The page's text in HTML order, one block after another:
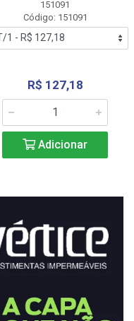
151091
Código: 151091
R$ 127,18
Adicionar